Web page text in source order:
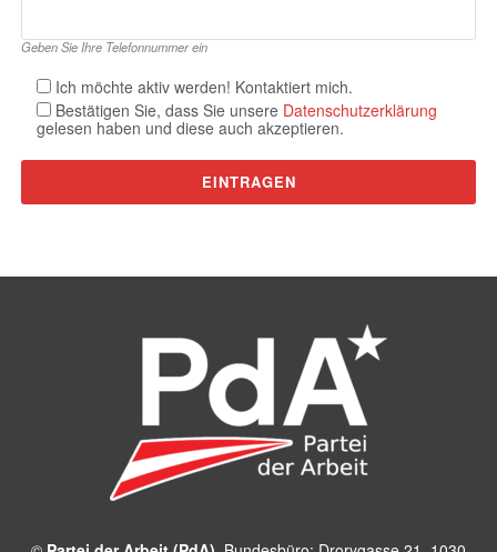
Geben Sie Ihre Telefonnummer ein
Ich möchte aktiv werden! Kontaktiert mich.
Bestätigen Sie, dass Sie unsere Datenschutzerklärung
gelesen haben und diese auch akzeptieren.